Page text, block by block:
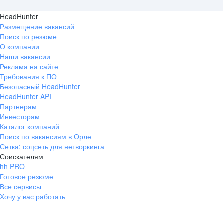
HeadHunter
Размещение вакансий
Поиск по резюме
О компании
Наши вакансии
Реклама на сайте
Требования к ПО
Безопасный HeadHunter
HeadHunter API
Партнерам
Инвесторам
Каталог компаний
Поиск по вакансиям в Орле
Сетка: соцсеть для нетворкинга
Соискателям
hh PRO
Готовое резюме
Все сервисы
Хочу у вас работать